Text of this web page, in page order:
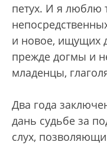
петух. И я люблю
и новое, ищущих
прежде догмы и
младенцы,
Два года
дань судьбе за
слух,